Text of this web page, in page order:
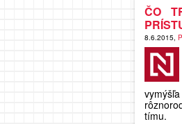
ČO
8.6.2015,
tímu.